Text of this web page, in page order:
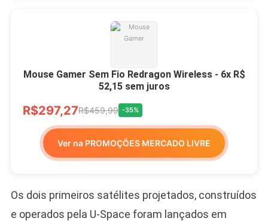
Mouse Gamer Sem Fio Redragon Wireless - 6x R$
52,15 sem juros
R$297,27R$459,99 -35%
Ver na PROMOÇÕES MERCADO LIVRE
Os dois primeiros satélites projetados, construídos
e operados pela U-Space foram lançados em